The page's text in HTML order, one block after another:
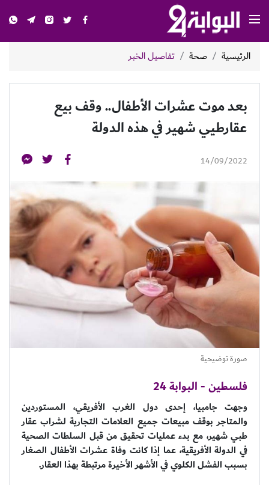
الرئيسية صحة تفاصيل الخبر
بعد موت عشرات الأطفال.. وقف بيع
عقارطيي شهير في هذه الدولة
14/09/2022
صورة توضيحية
فلسطين - البوابة 24
وجهت جامبيا، إحدى دول الغرب الأفريقي، المستوردين
والمتاجر بوقف مبيعات جميع العلامات التجارية لشراب عقار
طبي شهير، مع بدء عمليات تحقيق من قبل السلطات الصحية
في الدولة الأفريقية، عما إذا كانت وفاة عشرات الأطفال الصغار
بسبب الفشل الكلوي في الأشهر الأخيرة مرتبطة بهذا العقار.